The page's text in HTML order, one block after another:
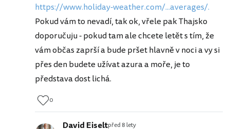
https://www.holiday-weather.com/...averages/.
Pokud vám to nevadí, tak ok, vřele pak Thajsko
doporučuju - pokud tam ale chcete letět s tím, že
vám občas zaprší a bude pršet hlavně v noci a vy si
přes den budete užívat azura a moře, je to
představa dost lichá.
0
David Eiseltpřed 8 lety